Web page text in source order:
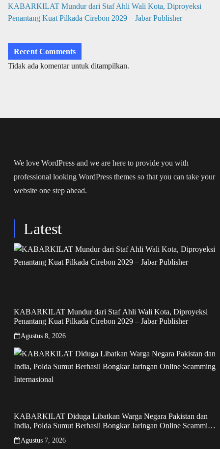
KABARKILAT Mundur dari Staf Ahli Wali Kota, Diproyeksi
Penantang Kuat Pilkada Cirebon 2029 – Jabar Publisher
Recent Comments
Tidak ada komentar untuk ditampilkan.
We love WordPress and we are here to provide you with
professional looking WordPress themes so that you can take your
website one step ahead.
Latest
KABARKILAT Mundur dari Staf Ahli Wali Kota, Diproyeksi
Penantang Kuat Pilkada Cirebon 2029 – Jabar Publisher
Agustus 8, 2026
KABARKILAT Diduga Libatkan Warga Negara Pakistan dan
India, Polda Sumut Berhasil Bongkar Jaringan Online Scamming
Internasional
Agustus 7, 2026